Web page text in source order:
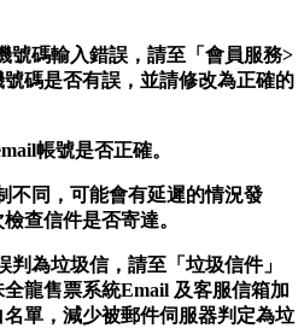
號碼輸入錯誤，請至「會員服務>
碼是否有誤，並請修改為正確的
帳號是否正確。
不同，可能會有延遲的情況發
查信件是否寄達。
為垃圾信，請至「垃圾信件」
龍售票系統Email 及客服信箱加
單，減少被郵件伺服器判定為垃